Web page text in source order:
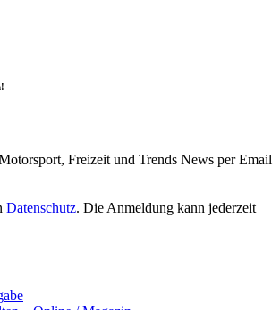
Freizeit und Trends News per Email
Datenschutz. Die Anmeldung kann jederzeit